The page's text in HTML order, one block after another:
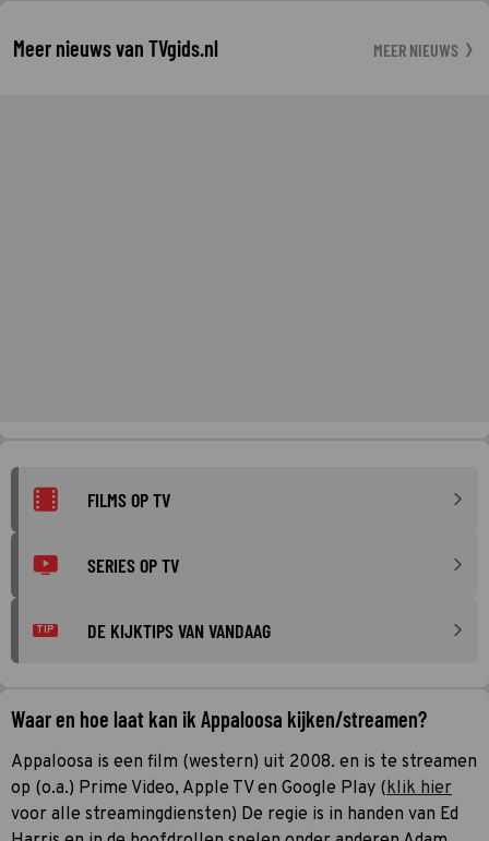
Meer nieuws van TVgids.nl MEER NIEUWS
FILMS OP TV
SERIES OP TV
TIP DE KIJKTIPS VAN VANDAAG
Waar en hoe laat kan ik Appaloosa kijken/streamen?
Appaloosa is een film (western) uit 2008. en is te streamen
op (o.a.) Prime Video, Apple TV en Google Play (klik hier
voor alle streamingdiensten) De regie is in handen van Ed